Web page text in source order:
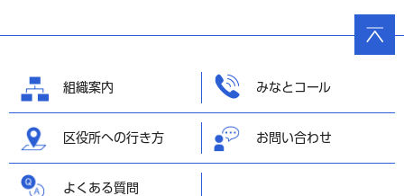
組織案内 みなとコール
区役所への行き方 お問い合わせ
よくある質問
ページ
の先頭